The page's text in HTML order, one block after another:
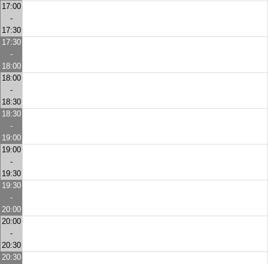
17:00
-
17:30
17:30
-
18:00
18:00
-
18:30
18:30
-
19:00
19:00
-
19:30
19:30
-
20:00
20:00
-
20:30
20:30